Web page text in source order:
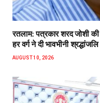
रतलाम: पत्रकार शरद जोशी
हर वर्ग ने दी भावभीनी श्रद्धांजलि
AUGUST 10, 2026